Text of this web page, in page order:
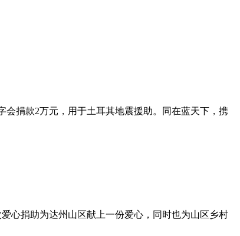
会捐款2万元，用于土耳其地震援助。同在蓝天下，携
心捐助为达州山区献上一份爱心，同时也为山区乡村